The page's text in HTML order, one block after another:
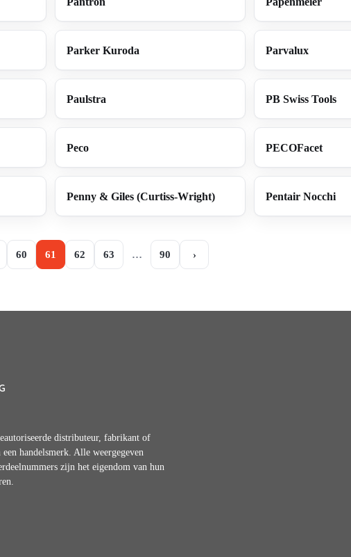
Parker Kuroda Parvalux
Paulstra PB Swiss Tools
Peco PECOFacet
Penny & Giles (Curtiss-Wright) Pentair Nocchi
60 61 62 63 … 90 ›
distributeur, fabrikant of
handelsmerk. Alle weergegeven
zijn het eigendom van hun